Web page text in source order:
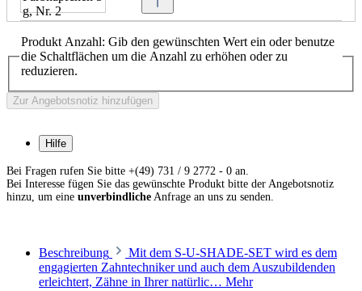
S-U-SHADE-SET-WACHS, Farbnäpfchen 5 g, Nr. 3
Transpa-graublau
Art. Nr. 652735
Menge
S-U-SHADE-SET-WACHS, Farbnäpfchen 5 g, Nr. 4
Intensiv-blau
Art. Nr. 652745
Menge
Produkt Anzahl: Gib den gewünschten Wert ein oder benutze
die Schaltflächen um die Anzahl zu erhöhen oder zu
reduzieren.
Zur Angebotsnotiz hinzufügen
Hilfe
Bei Fragen rufen Sie bitte +(49) 731 / 9 2772 - 0 an.
Bei Interesse fügen Sie das gewünschte Produkt bitte der Angebotsnotiz
hinzu, um eine unverbindliche Anfrage an uns zu senden.
Beschreibung
Mit dem S-U-SHADE-SET wird es dem
engagierten Zahntechniker und auch dem Auszubildenden
erleichtert, Zähne in Ihrer natürlic… Mehr